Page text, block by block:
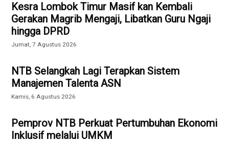
Kesra Lombok Timur Masif kan Kembali
Gerakan Magrib Mengaji, Libatkan Guru Ngaji
hingga DPRD
Jumat, 7 Agustus 2026
NTB Selangkah Lagi Terapkan Sistem
Manajemen Talenta ASN
Kamis, 6 Agustus 2026
Pemprov NTB Perkuat Pertumbuhan Ekonomi
Inklusif melalui UMKM